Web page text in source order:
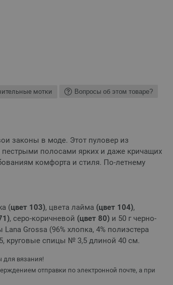
мотки Вопросы об этом товаре?
законы в моде. Этот пуловер из
полосами ярких и даже кричащих
комфорта и стиля. По-летнему
(цвет 103), цвета лайма (цвет 104),
, серо-коричневой (цвет 80) и 50 г черно-
Grossa (96% хлопка, 4% полиэстера
круговые спицы № 3,5 длиной 40 см.
для вязания!
отправки по электронной почте, а при